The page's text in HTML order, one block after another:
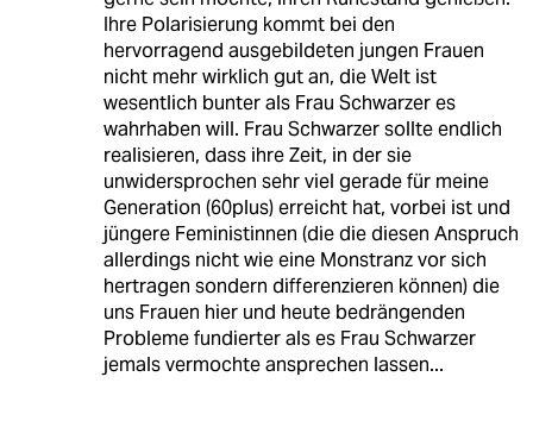
Ihre Polarisierung kommt bei den
hervorragend ausgebildeten jungen Frauen
nicht mehr wirklich gut an, die Welt ist
wesentlich bunter als Frau Schwarzer es
wahrhaben will. Frau Schwarzer sollte endlich
realisieren, dass ihre Zeit, in der sie
unwidersprochen sehr viel gerade für meine
Generation (60plus) erreicht hat, vorbei ist und
jüngere Feministinnen (die die diesen Anspruch
allerdings nicht wie eine Monstranz vor sich
hertragen sondern differenzieren können) die
uns Frauen hier und heute bedrängenden
Probleme fundierter als es Frau Schwarzer
jemals vermochte ansprechen lassen...